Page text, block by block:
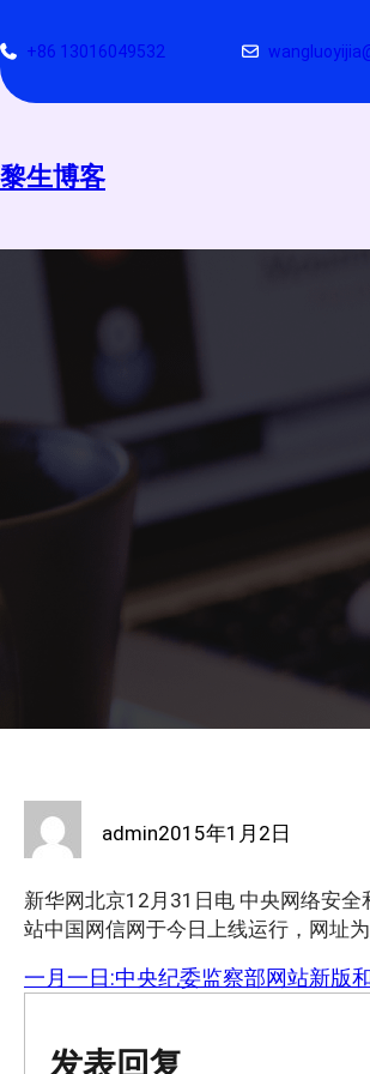
至
内
容
+86 13016049532
黎生博客
admin2015年1月2日
新华网北京12月31日电 中央网络安
站中国网信网于今日上线运行，网址为
一月一日:中央纪委监察部网站新版
发表回复